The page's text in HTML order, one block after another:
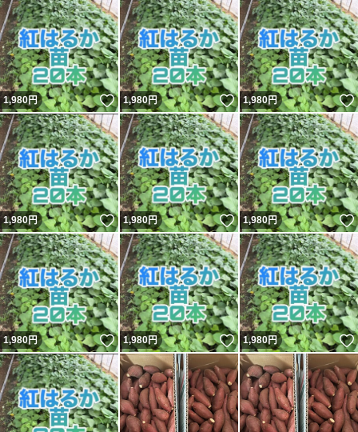
1,980円 いいね！
1,980円 いいね！
1,980円
1,980円 いいね！
1,980円 いいね！
1,980円
1,980円 いいね！
1,980円 いいね！
1,980円